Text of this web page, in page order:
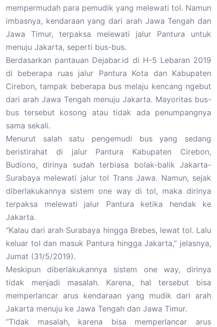
mempermudah para pemudik yang melewati tol. Namun
imbasnya, kendaraan yang dari arah Jawa Tengah dan
Jawa Timur, terpaksa melewati jalur Pantura untuk
menuju Jakarta, seperti bus-bus.
Berdasarkan pantauan Dejabar.id di H-5 Lebaran 2019
di beberapa ruas jalur Pantura Kota dan Kabupaten
Cirebon, tampak beberapa bus melaju kencang ngebut
dari arah Jawa Tengah menuju Jakarta. Mayoritas bus-
bus tersebut kosong atau tidak ada penumpangnya
sama sekali.
Menurut salah satu pengemudi bus yang sedang
beristirahat di jalur Pantura Kabupaten Cirebon,
Budiono, dirinya sudah terbiasa bolak-balik Jakarta-
Surabaya melewati jalur tol Trans Jawa. Namun, sejak
diberlakukannya sistem one way di tol, maka dirinya
terpaksa melewati jalur Pantura ketika hendak ke
Jakarta.
“Kalau dari arah Surabaya hingga Brebes, lewat tol. Lalu
keluar tol dan masuk Pantura hingga Jakarta,” jelasnya,
Jumat (31/5/2019).
Meskipun diberlakukannya sistem one way, dirinya
tidak menjadi masalah. Karena, hal tersebut bisa
memperlancar arus kendaraan yang mudik dari arah
Jakarta menuju ke Jawa Tengah dan Jawa Timur.
“Tidak masalah, karena bisa memperlancar arus